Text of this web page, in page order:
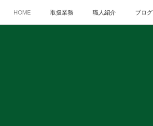
HOME 取扱業務 職人紹介 ブログ